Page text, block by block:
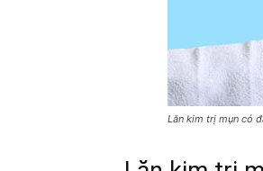
Lăn kim trị mụn có